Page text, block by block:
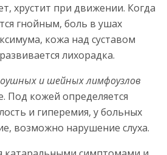
хрустит при движении. Когда
гнойным, боль в ушах
кожа над суставом
лихорадка.
и шейных лимфоузлов
Под кожей определяется
и гиперемия, у больных
возможно нарушение слуха.